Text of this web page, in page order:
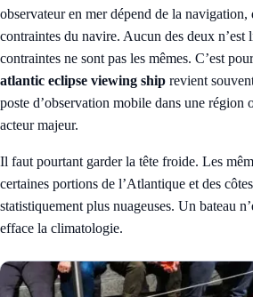
observateur en mer dépend de la navigation,
contraintes du navire. Aucun des deux n’est
contraintes ne sont pas les mêmes. C’est
atlantic eclipse viewing ship revient
poste d’observation mobile dans une région
acteur majeur.
Il faut pourtant garder la tête froide. Les
certaines portions de l’Atlantique et des
statistiquement plus nuageuses. Un bateau
efface la climatologie.